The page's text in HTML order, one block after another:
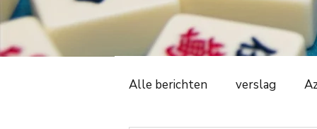
Alle berichten verslag